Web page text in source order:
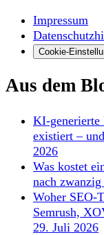
Impressum
Cookie-
Aus dem
KI-generierte
existiert –
2026
Was kostet
nach
Woher SEO-
Semrush,
29. Juli 2026